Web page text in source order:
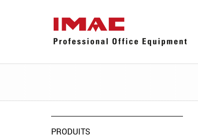
PRODUITS